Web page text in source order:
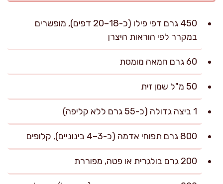
450 גרם דפי פילו (כ-18–20 דפים), מופשרים
במקרר לפי הוראות היצרן
60 גרם חמאה מומסת
50 מ"ל שמן זית
1 ביצה גדולה (כ-55 גרם ללא קליפה)
800 גרם תפוחי אדמה (כ-3–4 בינוניים), קלופים
200 גרם בולגרית או פטה, מפוררת